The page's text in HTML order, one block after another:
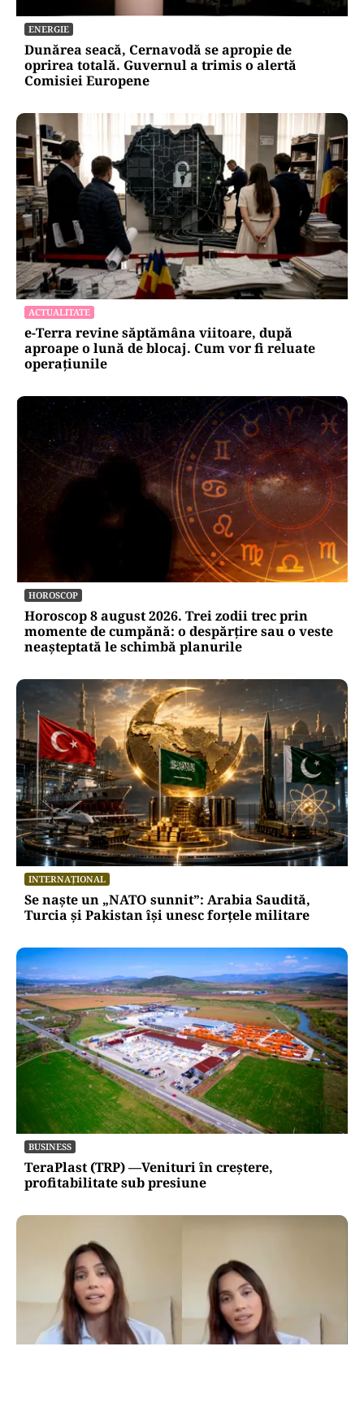
ENERGIE
Dunărea seacă, Cernavodă se apropie de
oprirea totală. Guvernul a trimis o alertă
Comisiei Europene
ACTUALITATE
e-Terra revine săptămâna viitoare, după
aproape o lună de blocaj. Cum vor fi reluate
operațiunile
HOROSCOP
Horoscop 8 august 2026. Trei zodii trec prin
momente de cumpănă: o despărțire sau o veste
neașteptată le schimbă planurile
INTERNAȚIONAL
Se naște un „NATO sunnit”: Arabia Saudită,
Turcia și Pakistan își unesc forțele militare
BUSINESS
TeraPlast (TRP) —Venituri în creștere,
profitabilitate sub presiune